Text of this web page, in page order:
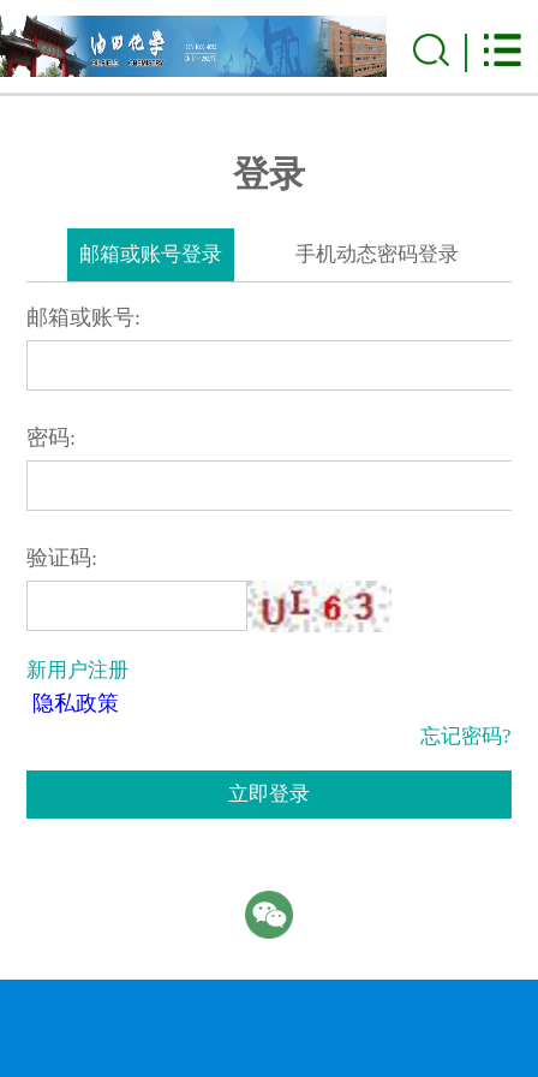
登录
邮箱或账号登录 手机动态密码登录
邮箱或账号:
密码:
验证码:
新用户注册
隐私政策
忘记密码?
立即登录